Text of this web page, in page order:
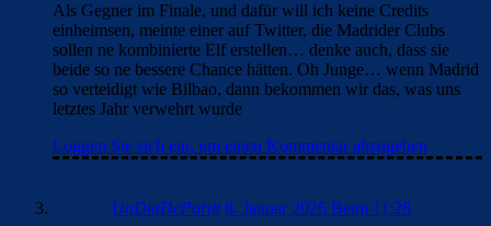
Als Gegner im Finale, und dafür will ich keine Credits
einheimsen, meinte einer auf Twitter, die Madrider Clubs
sollen ne kombinierte Elf erstellen… denke auch, dass sie
beide so ne bessere Chance hätten. Oh Junge… wenn Madrid
so verteidigt wie Bilbao, dann bekommen wir das, was uns
letztes Jahr verwehrt wurde
Loggen Sie sich ein, um einen Kommentar abzugeben
UnDiaDePartit 8. Januar 2026 Beim 11:28